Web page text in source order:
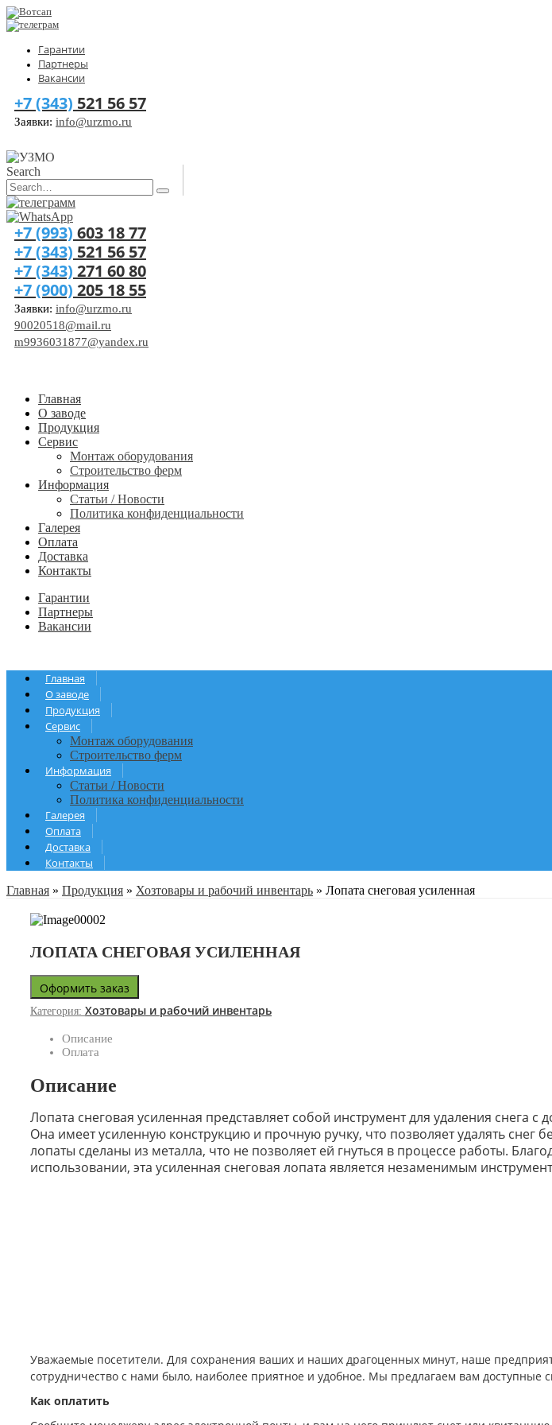
Гарантии
Партнеры
Вакансии
+7 (343) 521 56 57
Заявки: info@urzmo.ru
Search
+7 (993) 603 18 77
+7 (343) 521 56 57
+7 (343) 271 60 80
+7 (900) 205 18 55
Заявки: info@urzmo.ru
90020518@mail.ru
m9936031877@yandex.ru
Главная
О заводе
Продукция
Сервис
Монтаж оборудования
Строительство ферм
Информация
Статьи / Новости
Политика конфиденциальности
Галерея
Оплата
Доставка
Контакты
Гарантии
Партнеры
Вакансии
Главная
О заводе
Продукция
Сервис
Монтаж оборудования
Строительство ферм
Информация
Статьи / Новости
Политика конфиденциальности
Галерея
Оплата
Доставка
Контакты
Главная » Продукция » Хозтовары и рабочий инвентарь » Лопата снеговая усиленная
ЛОПАТА СНЕГОВАЯ УСИЛЕННАЯ
Оформить заказ
Категория: Хозтовары и рабочий инвентарь
Описание
Оплата
Описание
Лопата снеговая усиленная представляет собой инструмент для удаления снега с
Она имеет усиленную конструкцию и прочную ручку, что позволяет удалять снег
лопаты сделаны из металла, что не позволяет ей гнуться в процессе работы.
использовании, эта усиленная снеговая лопата является незаменимым
Уважаемые посетители. Для сохранения ваших и наших драгоценных минут, наше
сотрудничество с нами было, наиболее приятное и удобное. Мы предлагаем вам доступные
Как оплатить